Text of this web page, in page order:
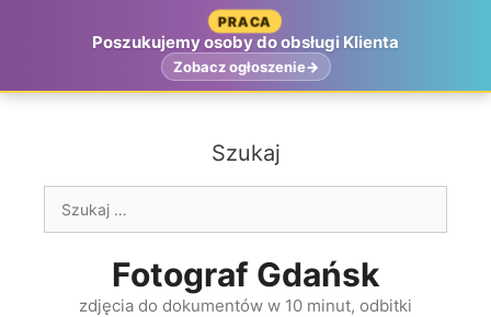
PRACA
Poszukujemy osoby do obsługi Klienta
Zobacz ogłoszenie
Szukaj
Fotograf Gdańsk
zdjęcia do dokumentów w 10 minut, odbitki